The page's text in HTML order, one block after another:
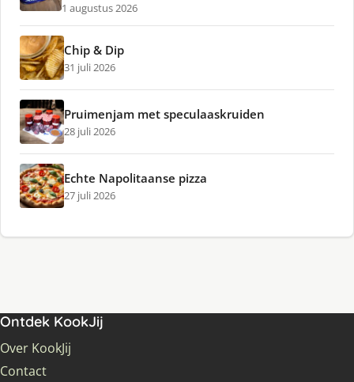
1 augustus 2026
Chip & Dip
31 juli 2026
Pruimenjam met speculaaskruiden
28 juli 2026
Echte Napolitaanse pizza
27 juli 2026
Ontdek KookJij
Over KookJij
Contact